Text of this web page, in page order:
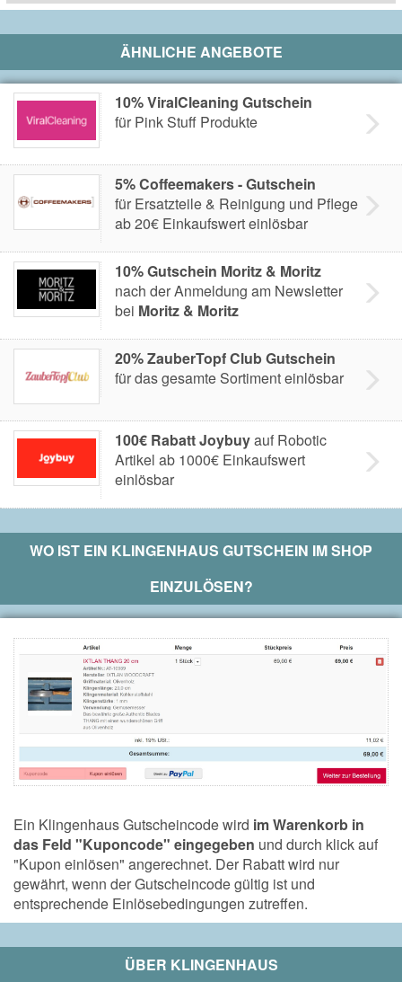
ÄHNLICHE ANGEBOTE
10% ViralCleaning Gutschein
für Pink Stuff Produkte
5% Coffeemakers - Gutschein
für Ersatzteile & Reinigung und Pflege
ab 20€ Einkaufswert einlösbar
10% Gutschein Moritz & Moritz
nach der Anmeldung am Newsletter
bei Moritz & Moritz
20% ZauberTopf Club Gutschein
für das gesamte Sortiment einlösbar
100€ Rabatt Joybuyauf Robotic
Artikel ab 1000€ Einkaufswert
einlösbar
WO IST EIN KLINGENHAUS GUTSCHEIN IM SHOP
EINZULÖSEN?
Ein Klingenhaus Gutscheincode wird im Warenkorb in
das Feld "Kuponcode" eingegeben und durch klick auf
"Kupon einlösen" angerechnet. Der Rabatt wird nur
gewährt, wenn der Gutscheincode gültig ist und
entsprechende Einlösebedingungen zutreffen.
ÜBER KLINGENHAUS